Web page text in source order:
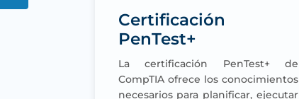
Certificación
PenTest+
La certificación PenTest+ de
CompTIA ofrece los conocimientos
necesarios para planificar, ejecutar